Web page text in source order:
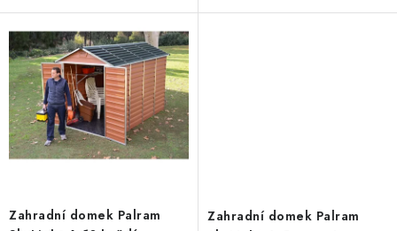
Zahradní domek Palram
Zahradní domek Palram